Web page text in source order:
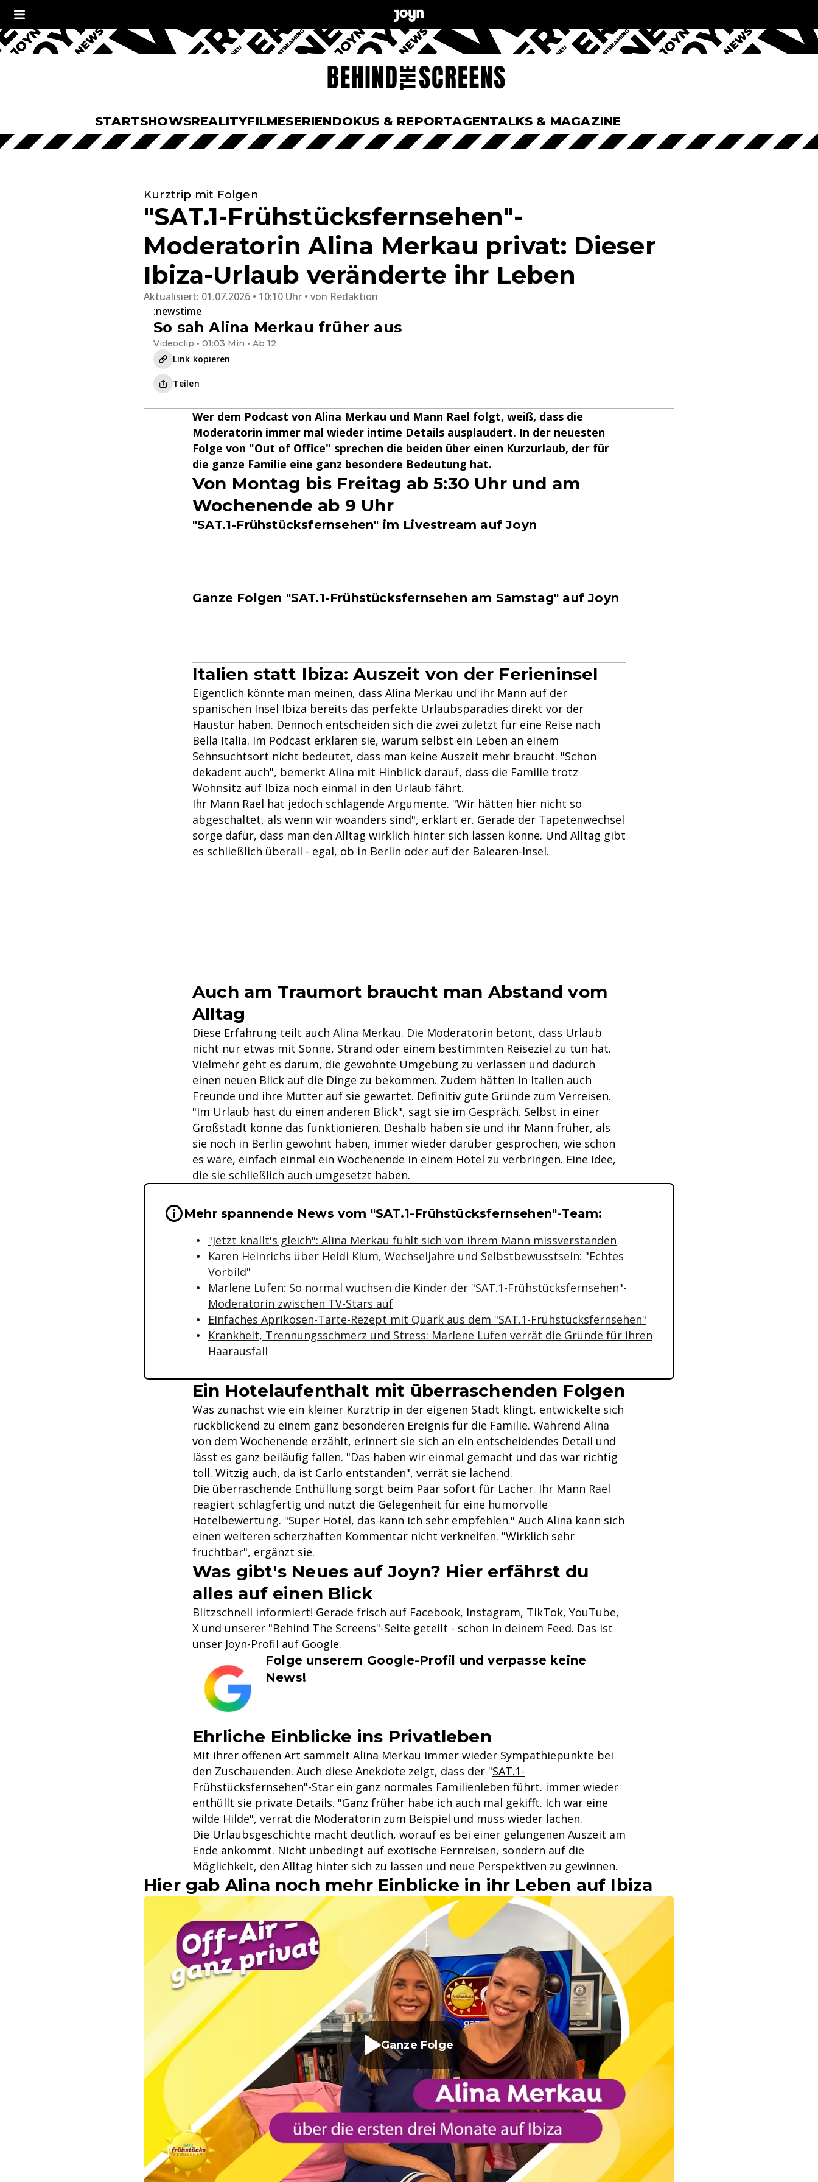
STARTSHOWSREALITYFILMESERIENDOKUS & REPORTAGENTALKS & MAGAZINE
Kurztrip mit Folgen
"SAT.1-Frühstücksfernsehen"-
Moderatorin Alina Merkau privat: Dieser
Ibiza-Urlaub veränderte ihr Leben
Aktualisiert: 01.07.2026 • 10:10 Uhr von Redaktion
:newstime
So sah Alina Merkau früher aus
Videoclip • 01:03 Min • Ab 12
Link kopieren
Teilen
Wer dem Podcast von Alina Merkau und Mann Rael folgt, weiß, dass die
Moderatorin immer mal wieder intime Details ausplaudert. In der neuesten
Folge von "Out of Office" sprechen die beiden über einen Kurzurlaub, der für
die ganze Familie eine ganz besondere Bedeutung hat.
Von Montag bis Freitag ab 5:30 Uhr und am
Wochenende ab 9 Uhr
"SAT.1-Frühstücksfernsehen" im Livestream auf Joyn
Ganze Folgen "SAT.1-Frühstücksfernsehen am Samstag" auf Joyn
Italien statt Ibiza: Auszeit von der Ferieninsel
Eigentlich könnte man meinen, dass Alina Merkau und ihr Mann auf der
spanischen Insel Ibiza bereits das perfekte Urlaubsparadies direkt vor der
Haustür haben. Dennoch entscheiden sich die zwei zuletzt für eine Reise nach
Bella Italia. Im Podcast erklären sie, warum selbst ein Leben an einem
Sehnsuchtsort nicht bedeutet, dass man keine Auszeit mehr braucht. "Schon
dekadent auch", bemerkt Alina mit Hinblick darauf, dass die Familie trotz
Wohnsitz auf Ibiza noch einmal in den Urlaub fährt.
Ihr Mann Rael hat jedoch schlagende Argumente. "Wir hätten hier nicht so
abgeschaltet, als wenn wir woanders sind", erklärt er. Gerade der Tapetenwechsel
sorge dafür, dass man den Alltag wirklich hinter sich lassen könne. Und Alltag gibt
es schließlich überall - egal, ob in Berlin oder auf der Balearen-Insel.
Auch am Traumort braucht man Abstand vom
Alltag
Diese Erfahrung teilt auch Alina Merkau. Die Moderatorin betont, dass Urlaub
nicht nur etwas mit Sonne, Strand oder einem bestimmten Reiseziel zu tun hat.
Vielmehr geht es darum, die gewohnte Umgebung zu verlassen und dadurch
einen neuen Blick auf die Dinge zu bekommen. Zudem hätten in Italien auch
Freunde und ihre Mutter auf sie gewartet. Definitiv gute Gründe zum Verreisen.
"Im Urlaub hast du einen anderen Blick", sagt sie im Gespräch. Selbst in einer
Großstadt könne das funktionieren. Deshalb haben sie und ihr Mann früher, als
sie noch in Berlin gewohnt haben, immer wieder darüber gesprochen, wie schön
es wäre, einfach einmal ein Wochenende in einem Hotel zu verbringen. Eine Idee,
die sie schließlich auch umgesetzt haben.
Wichtige Hinweise & Informationen zum Inhalt
Mehr spannende News vom "SAT.1-Frühstücksfernsehen"-Team:
"Jetzt knallt's gleich": Alina Merkau fühlt sich von ihrem Mann missverstanden
Karen Heinrichs über Heidi Klum, Wechseljahre und Selbstbewusstsein: "Echtes
Vorbild"
Marlene Lufen: So normal wuchsen die Kinder der "SAT.1-Frühstücksfernsehen"-
Moderatorin zwischen TV-Stars auf
Einfaches Aprikosen-Tarte-Rezept mit Quark aus dem "SAT.1-Frühstücksfernsehen"
Krankheit, Trennungsschmerz und Stress: Marlene Lufen verrät die Gründe für ihren
Haarausfall
Ein Hotelaufenthalt mit überraschenden Folgen
Was zunächst wie ein kleiner Kurztrip in der eigenen Stadt klingt, entwickelte sich
rückblickend zu einem ganz besonderen Ereignis für die Familie. Während Alina
von dem Wochenende erzählt, erinnert sie sich an ein entscheidendes Detail und
lässt es ganz beiläufig fallen. "Das haben wir einmal gemacht und das war richtig
toll. Witzig auch, da ist Carlo entstanden", verrät sie lachend.
Die überraschende Enthüllung sorgt beim Paar sofort für Lacher. Ihr Mann Rael
reagiert schlagfertig und nutzt die Gelegenheit für eine humorvolle
Hotelbewertung. "Super Hotel, das kann ich sehr empfehlen." Auch Alina kann sich
einen weiteren scherzhaften Kommentar nicht verkneifen. "Wirklich sehr
fruchtbar", ergänzt sie.
Was gibt's Neues auf Joyn? Hier erfährst du
alles auf einen Blick
Blitzschnell informiert! Gerade frisch auf Facebook, Instagram, TikTok, YouTube,
X und unserer "Behind The Screens"-Seite geteilt - schon in deinem Feed. Das ist
unser Joyn-Profil auf Google.
Folge unserem Google-Profil und verpasse keine
News!
Ehrliche Einblicke ins Privatleben
Mit ihrer offenen Art sammelt Alina Merkau immer wieder Sympathiepunkte bei
den Zuschauenden. Auch diese Anekdote zeigt, dass der "SAT.1-
Frühstücksfernsehen"-Star ein ganz normales Familienleben führt. immer wieder
enthüllt sie private Details. "Ganz früher habe ich auch mal gekifft. Ich war eine
wilde Hilde", verrät die Moderatorin zum Beispiel und muss wieder lachen.
Die Urlaubsgeschichte macht deutlich, worauf es bei einer gelungenen Auszeit am
Ende ankommt. Nicht unbedingt auf exotische Fernreisen, sondern auf die
Möglichkeit, den Alltag hinter sich zu lassen und neue Perspektiven zu gewinnen.
Hier gab Alina noch mehr Einblicke in ihr Leben auf Ibiza
Ganze Folge